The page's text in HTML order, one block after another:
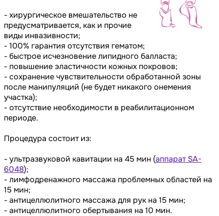
- хирургическое вмешательство не
предусматривается, как и прочие
виды инвазивности;
- 100% гарантия отсутствия гематом;
- быстрое исчезновение липидного балласта;
- повышение эластичности кожных покровов;
- сохранение чувствительности обработанной зоны
после манипуляций (не будет никакого онемения
участка);
- отсутствие необходимости в реабилитационном
периоде.
​Процедура состоит из:
- ультразвуковой кавитации на 45 мин (аппарат SA-
6048);
- лимфодренажного массажа проблемных областей на
15 мин;
- антицеллюлитного массажа для рук на 15 мин;
- антицеллюлитного обертывания на 10 мин.